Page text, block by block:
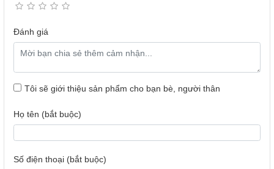
Đánh giá
Tôi sẽ giới thiệu sản phẩm cho bạn bè, người thân
Họ tên (bắt buộc)
Số điện thoại (bắt buộc)